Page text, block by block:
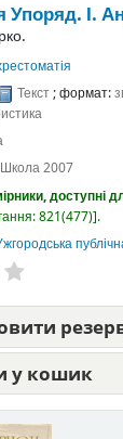
Упоряд. І.
Текст; формат:
Школа2007
доступні
821(477) .
у кошик